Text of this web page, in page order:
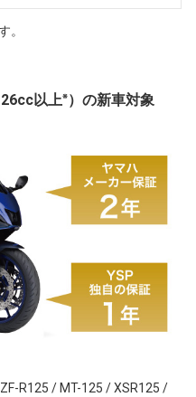
。
以上※）の新車対象
R125 / MT-125 / XSR125 /